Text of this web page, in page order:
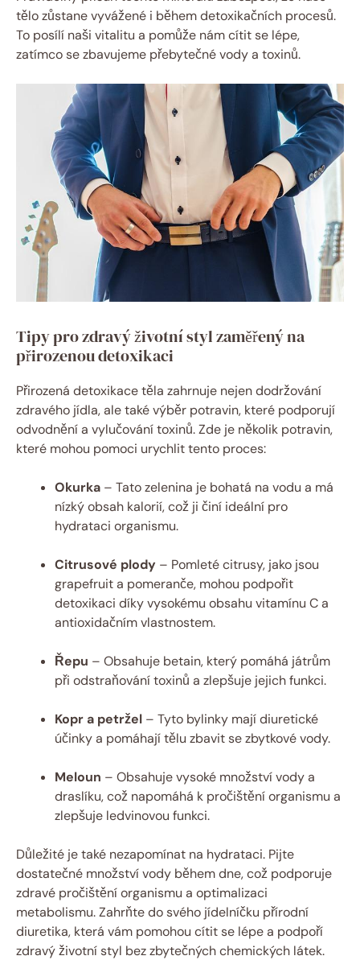
tělo zůstane vyvážené i během detoxikačních procesů.
To posílí naši vitalitu a pomůže nám cítit se lépe,
zatímco se zbavujeme přebytečné vody a toxinů.
Tipy pro zdravý životní styl zaměřený na
přirozenou detoxikaci
Přirozená detoxikace těla zahrnuje nejen dodržování
zdravého jídla, ale také výběr potravin, které podporují
odvodnění a vylučování toxinů. Zde je několik potravin,
které mohou pomoci urychlit tento proces:
Okurka – Tato zelenina je bohatá na vodu a má
nízký obsah kalorií, což ji činí ideální pro
hydrataci organismu.
Citrusové plody – Pomleté citrusy, jako jsou
grapefruit a pomeranče, mohou podpořit
detoxikaci díky vysokému obsahu vitamínu C a
antioxidačním vlastnostem.
Řepu – Obsahuje betain, který pomáhá játrům
při odstraňování toxinů a zlepšuje jejich funkci.
Kopr a petržel – Tyto bylinky mají diuretické
účinky a pomáhají tělu zbavit se zbytkové vody.
Meloun – Obsahuje vysoké množství vody a
draslíku, což napomáhá k pročištění organismu a
zlepšuje ledvinovou funkci.
Důležité je také nezapomínat na hydrataci. Pijte
dostatečné množství vody během dne, což podporuje
zdravé pročištění organismu a optimalizaci
metabolismu. Zahrňte do svého jídelníčku přírodní
diuretika, která vám pomohou cítit se lépe a podpoří
zdravý životní styl bez zbytečných chemických látek.